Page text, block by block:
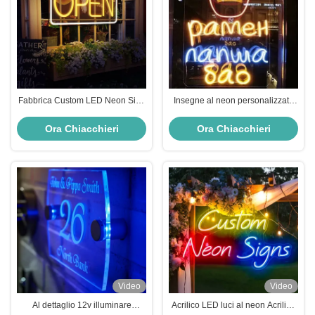
Fabbrica Custom LED Neon Sign
Ora Chiacchieri
Insegne al neon personalizzate
feste e decorazioni per la casa
Ora Chiacchieri
Video
Al dettaglio 12v illuminare
Video
Acrilico LED luci al neon Acrilico